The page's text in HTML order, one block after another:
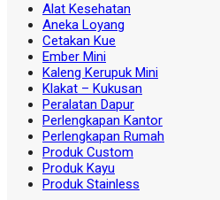
Alat Kesehatan
Aneka Loyang
Cetakan Kue
Ember Mini
Kaleng Kerupuk Mini
Klakat – Kukusan
Peralatan Dapur
Perlengkapan Kantor
Perlengkapan Rumah
Produk Custom
Produk Kayu
Produk Stainless